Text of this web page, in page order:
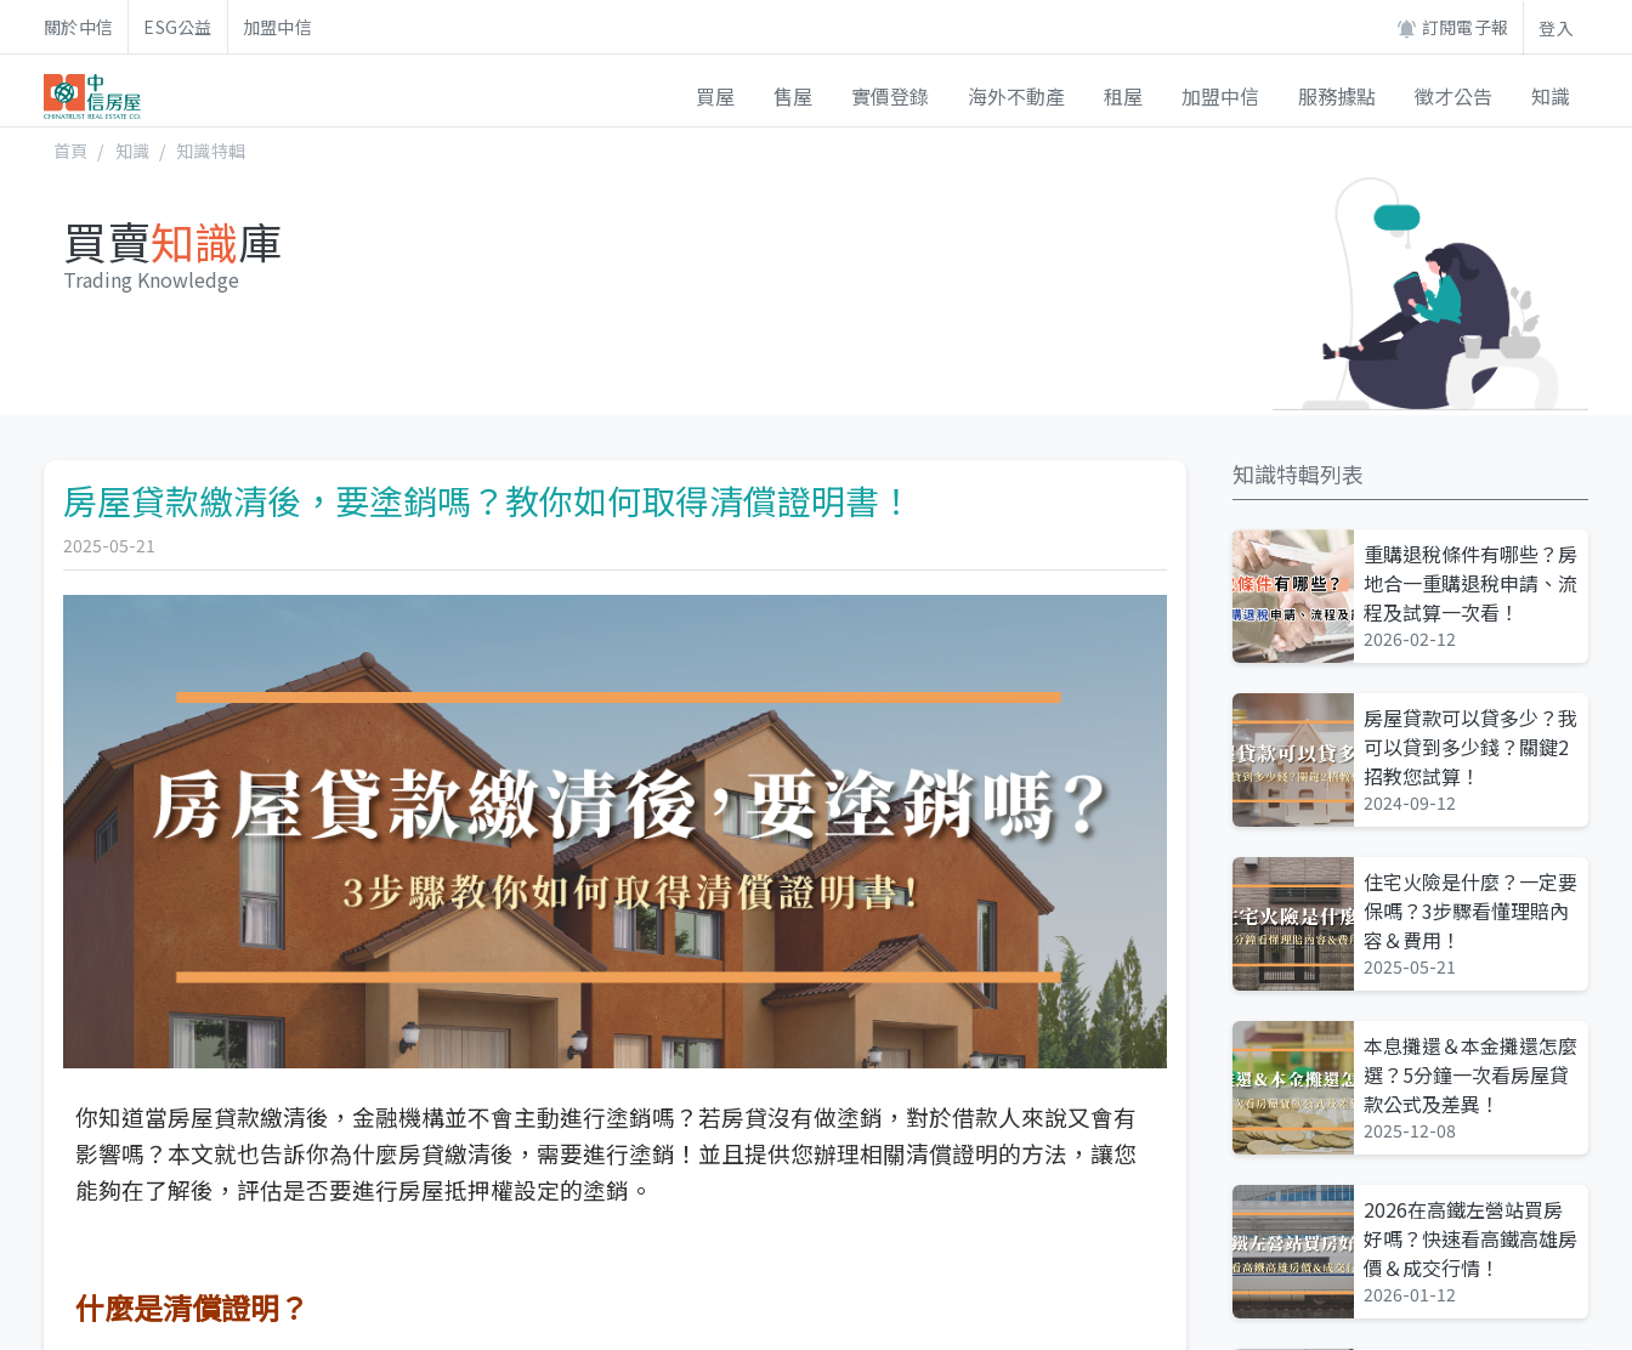
關於中信 ESG公益 加盟中信 訂閱電子報 登入
買屋 售屋 實價登錄 海外不動產 租屋 加盟中信 服務據點 徵才公告 知識
首頁 知識 知識特輯
買賣知識庫
Trading Knowledge
房屋貸款繳清後，要塗銷嗎？教你如何取得清償證明書！
2025-05-21
你知道當房屋貸款繳清後，金融機構並不會主動進行塗銷嗎？若房貸沒有做塗銷，對於借款人來說又會有
影響嗎？本文就也告訴你為什麼房貸繳清後，需要進行塗銷！並且提供您辦理相關清償證明的方法，讓您
能夠在了解後，評估是否要進行房屋抵押權設定的塗銷。
什麼是清償證明？
知識特輯列表
重購退稅條件有哪些？房
地合一重購退稅申請、流
程及試算一次看！
2026-02-12
房屋貸款可以貸多少？我
可以貸到多少錢？關鍵2
招教您試算！
2024-09-12
住宅火險是什麼？一定要
保嗎？3步驟看懂理賠內
容＆費用！
2025-05-21
本息攤還＆本金攤還怎麼
選？5分鐘一次看房屋貸
款公式及差異！
2025-12-08
2026在高鐵左營站買房
好嗎？快速看高鐵高雄房
價＆成交行情！
2026-01-12